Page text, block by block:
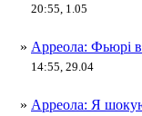
20:55, 1.05
» Арреола: Фьюрі
14:55, 29.04
» Арреола: Я